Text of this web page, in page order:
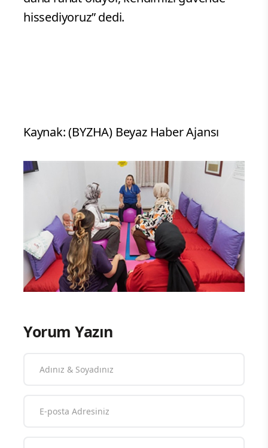
hissediyoruz” dedi.
Kaynak: (BYZHA) Beyaz Haber Ajansı
Yorum Yazın